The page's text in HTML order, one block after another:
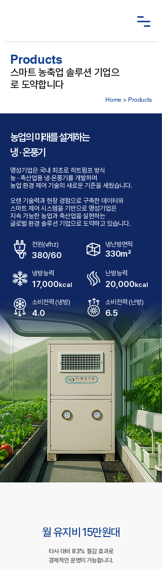
Products
스마트 농축업 솔루션 기업으
로 도약합니다
Home > Products
농업의 미래를 설계하는
냉 · 온풍기
전원(v/hz)
380/60
냉방능력
17,000kcal
소비전력 (냉방)
4.0
냉난방면적
330m²
난방능력
20,000kcal
소비전력 (난방)
6.5
명성기업은 국내 최초로 히트펌프 방식
농 · 축산업용 냉·온풍기를 개발하며
농업 환경 제어 기술의 새로운 기준을 세웠습니다.
오랜 기술력과 현장 경험으로 구축한 데이터와
스마트 제어 시스템을 기반으로 명성기업은
지속 가능한 농업과 축산업을 실현하는
글로벌 환경 솔루션 기업으로 도약하고 있습니다.
월 유지비 15만원대
타사 대비 83% 절감 효과로
경제적인 운영이 가능합니다.